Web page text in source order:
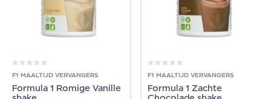
F1 MAALTIJD VERVANGERS
Formula 1 Romige Vanille
F1 MAALTIJD VERVANGERS
Formula 1 Zachte